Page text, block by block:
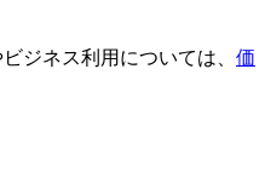
ジネス利用については、 価